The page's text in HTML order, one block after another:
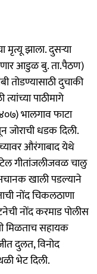
मृत्यू झाला. दुसऱ्या
आडुळ बु. ता.पैठण)
दुचाकी
पाठीमागे
भालगाव फाटा
जोराची धडक दिली.
औरंगाबाद येथे
गीतांजलीजवळ चालु
खाली पडल्याने
नोंद चिकलठाणा
नोंद करमाड पोलीस
मिळताच सहायक
दुलत, विनोद
भेट दिली.